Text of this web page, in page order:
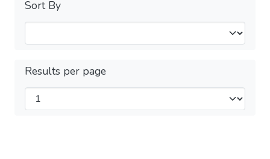
Sort By
Results per page